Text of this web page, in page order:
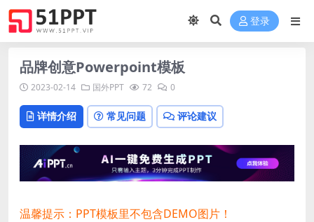
登录
品牌创意Powerpoint模板
2023-02-14 国外PPT 72 0
详情介绍 常见问题 评论建议
温馨提示：PPT模板里不包含DEMO图片！